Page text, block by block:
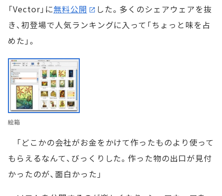
「Vector」に無料公開
した。多くのシェアウェアを抜
き、初登場で人気ランキングに入って「ちょっと味を占
めた」。
絵箱
「どこかの会社がお金をかけて作ったものより使って
もらえるなんて、びっくりした。作った物の出口が見付
かったのが、面白かった」